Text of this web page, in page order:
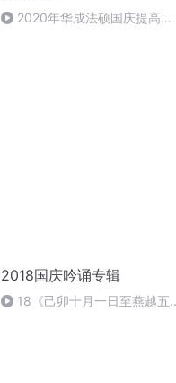
2020年华成法硕国庆提高班
2018国庆吟诵专辑
18《己卯十月一日至燕越五